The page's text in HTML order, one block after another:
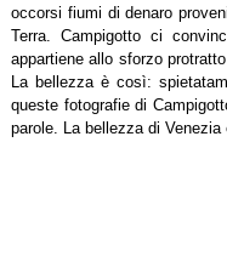
occorsi fiumi di denaro
Terra. Campigotto ci
appartiene allo sforzo
La bellezza è così:
queste fotografie di
parole. La bellezza di Venezia